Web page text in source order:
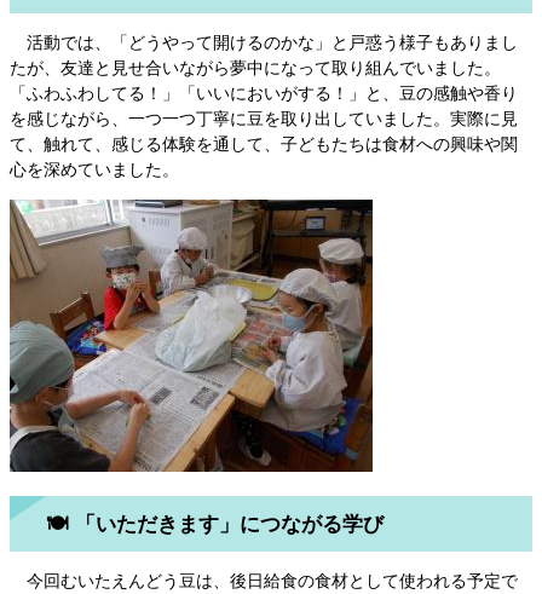
活動では、「どうやって開けるのかな」と戸惑う様子もありまし
たが、友達と見せ合いながら夢中になって取り組んでいました。
「ふわふわしてる！」「いいにおいがする！」と、豆の感触や香り
を感じながら、一つ一つ丁寧に豆を取り出していました。実際に見
て、触れて、感じる体験を通して、子どもたちは食材への興味や関
心を深めていました。
🍽️ 「いただきます」につながる学び
今回むいたえんどう豆は、後日給食の食材として使われる予定で